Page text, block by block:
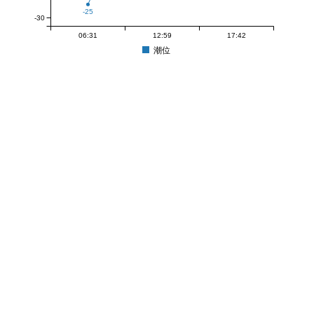
-25
06:31 12:59 17:42
-30
潮位